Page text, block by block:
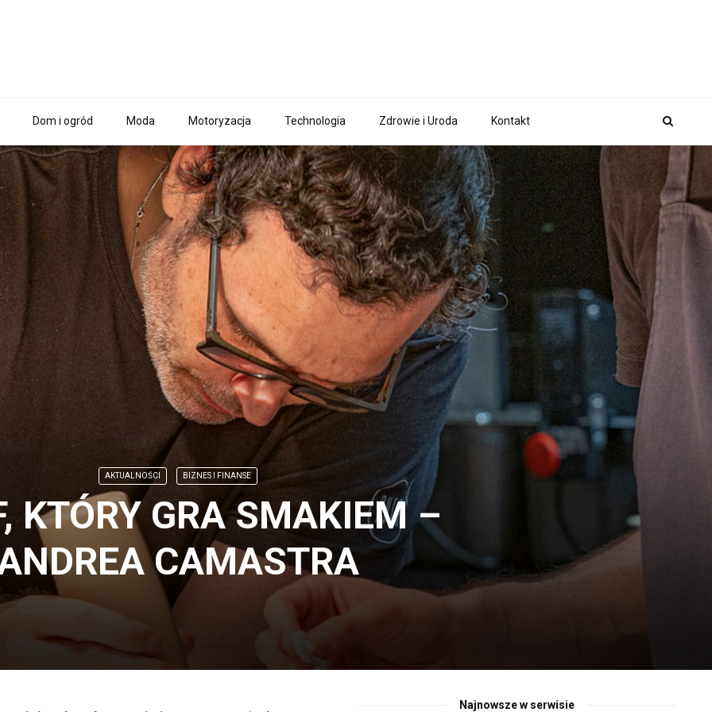
Dom i ogród Moda Motoryzacja Technologia Zdrowie i Uroda Kontakt
AKTUALNOŚCI BIZNES I FINANSE
KTÓRY GRA SMAKIEM –
CAMASTRA
Najnowsze w serwisie